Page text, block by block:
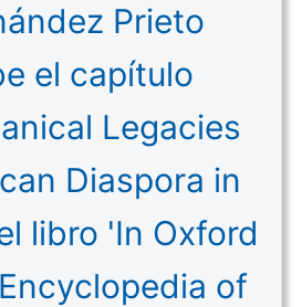
Prieto
el capítulo
Legacies
Diaspora in
libro 'In Oxford
of